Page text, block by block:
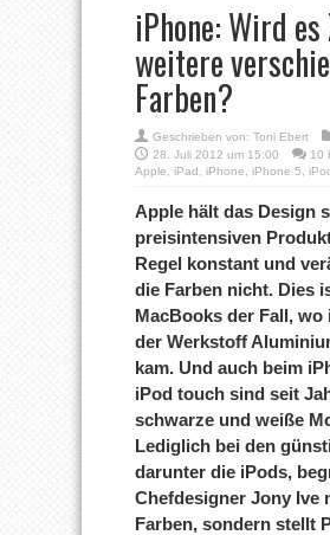
iPhone: Wird
weitere
Farben?
Geschrieben von: Toni Ebert
28. Juli 2012 um 15:00
10
Apple
iPad iPhone iPhone 5
Apple hält das Design
preisintensiven
Regel konstant und
die Farben nicht. Dies
MacBooks der Fall, wo
der Werkstoff
kam. Und auch beim
iPod touch sind seit
schwarze und weiße
Lediglich bei den
darunter die iPods,
Chefdesigner Jony Ive
Farben, sondern stellt